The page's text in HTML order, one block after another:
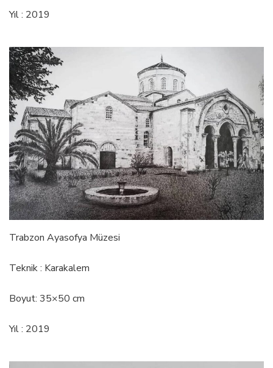
Yıl : 2019
Trabzon Ayasofya Müzesi
Teknik : Karakalem
Boyut: 35×50 cm
Yıl : 2019